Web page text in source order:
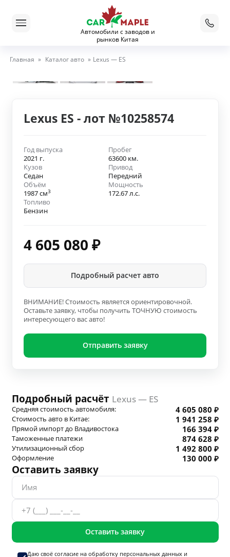
Автомобили с заводов и
рынков Китая
Главная » Каталог авто » Lexus — ES
Lexus ES - лот №10258574
Год выпуска
2021 г.
Пробег
63600 км.
Кузов
Седан
Привод
Передний
Объём
1987 см3
Мощность
172.67 л.с.
Топливо
Бензин
4 605 080 ₽
Подробный расчет авто
ВНИМАНИЕ! Стоимость является ориентировочной.
Оставьте заявку, чтобы получить ТОЧНУЮ стоимость
интересующего вас авто!
Отправить заявку
Подробный расчёт Lexus — ES
Средняя стоимость автомобиля: 4 605 080 ₽
Стоимость авто в Китае: 1 941 258 ₽
Прямой импорт до Владивостока 166 394 ₽
Таможенные платежи 874 628 ₽
Утилизационный сбор 1 492 800 ₽
Оформление 130 000 ₽
Оставить заявку
Оставить заявку
Даю своё согласие на обработку персональных данныхи